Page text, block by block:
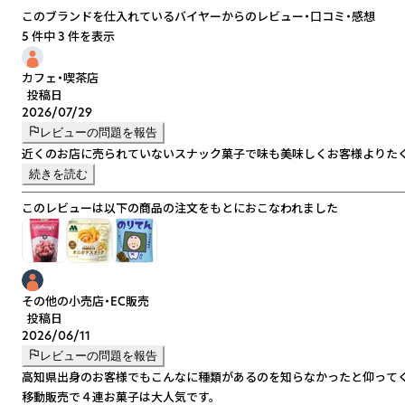
このブランドを仕入れているバイヤーからのレビュー・口コミ・感想
5 件中 3 件を表示
カフェ・喫茶店
投稿日
2026/07/29
レビューの問題を報告
近くのお店に売られていないスナック菓子で味も美味しくお客様よりた
続きを読む
このレビューは以下の商品の注文をもとにおこなわれました
その他の小売店・EC販売
投稿日
2026/06/11
レビューの問題を報告
高知県出身のお客様でもこんなに種類があるのを知らなかったと仰って
移動販売で４連お菓子は大人気です。